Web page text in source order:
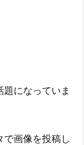
になっていま
で画像を投稿し